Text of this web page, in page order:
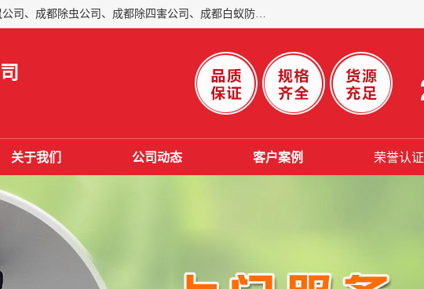
成都仁民有害生物防治服务有限公司是一家经营成都灭跳蚤公司、成都灭鼠公司、成都除虫公司、成都除四害公司、成都白蚁防治公司、成都杀虫公司等。业务覆盖：青白江、郫县、简阳、金堂、乐山、眉山、绵阳、彭州等区域。 由于我们的专业技术和服务态度得到了肯定、 目前公司已经与省内外的多个金 融企业、高端写字楼、星级酒 店、宾馆餐饮企业、学校、制造生产企业、物业小区建立了长期友好的合作关系。
关于我们 公司动态 客户案例 荣誉认证